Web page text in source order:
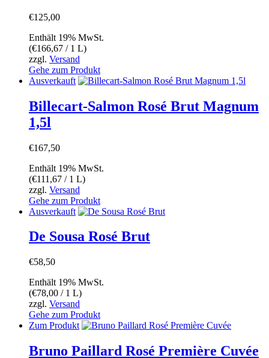
€125,00
Enthält 19% MwSt.
(€166,67 / 1 L)
zzgl. Versand
Gehe zum Produkt
Ausverkauft
Billecart-Salmon Rosé Brut Magnum
1,5l
€167,50
Enthält 19% MwSt.
(€111,67 / 1 L)
zzgl. Versand
Gehe zum Produkt
Ausverkauft
De Sousa Rosé Brut
€58,50
Enthält 19% MwSt.
(€78,00 / 1 L)
zzgl. Versand
Gehe zum Produkt
Zum Produkt
Bruno Paillard Rosé Première Cuvée